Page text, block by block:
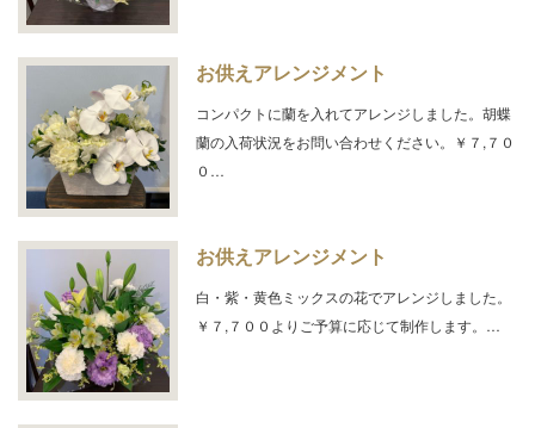
お供えアレンジメント
コンパクトに蘭を入れてアレンジしました。胡蝶
蘭の入荷状況をお問い合わせください。￥７,７０
０…
お供えアレンジメント
白・紫・黄色ミックスの花でアレンジしました。
￥７,７００よりご予算に応じて制作します。…